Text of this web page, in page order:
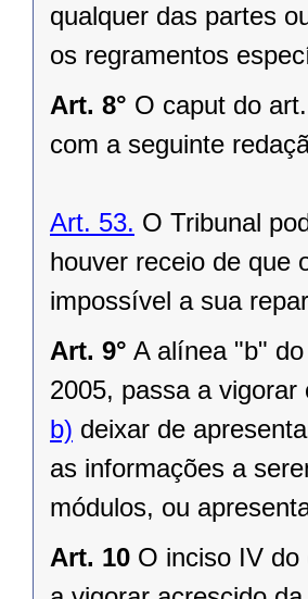
qualquer das partes
os regramentos
Art. 8° O caput do
com a seguinte
Art. 53. O Tribunal
houver receio de que
impossível a sua
Art. 9° A alínea "b"
2005, passa a
b) deixar de
as informações a
módulos, ou
Art. 10 O inciso IV do